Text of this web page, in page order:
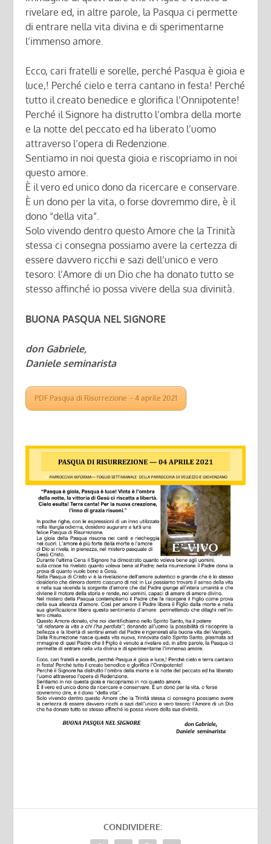
rivelare ed, in altre parole, la Pasqua ci permette
di entrare nella vita divina e di sperimentarne
l’immenso amore.
Ecco, cari fratelli e sorelle, perché Pasqua è gioia e
luce,! Perché cielo e terra cantano in festa! Perché
tutto il creato benedice e glorifica l’Onnipotente!
Perché il Signore ha distrutto l’ombra della morte
e la notte del peccato ed ha liberato l’uomo
attraverso l’opera di Redenzione.
Sentiamo in noi questa gioia e riscopriamo in noi
questo amore.
È il vero ed unico dono da ricercare e conservare.
È un dono per la vita, o forse dovremmo dire, è il
dono “della vita”.
Solo vivendo dentro questo Amore che la Trinità
stessa ci consegna possiamo avere la certezza di
essere davvero ricchi e sazi dell’unico e vero
tesoro: l’Amore di un Dio che ha donato tutto se
stesso affinché io possa vivere della sua divinità.
BUONA PASQUA NEL SIGNORE
don Gabriele,
Daniele seminarista
PDF Pasqua di Risurrezione – 4 aprile 2021
CONDIVIDERE: